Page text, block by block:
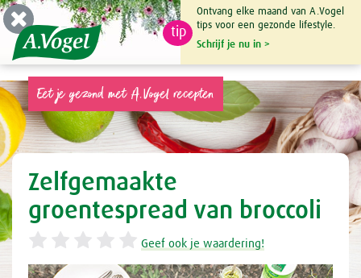
Eet je gezond met A.Vogel recepten
Zelfgemaakte
groentespread van broccoli
Geef ook je waardering!
tip
Ontvang elke maand van A.Vogel
tips voor een gezonde lifestyle.
Schrijf je nu in >